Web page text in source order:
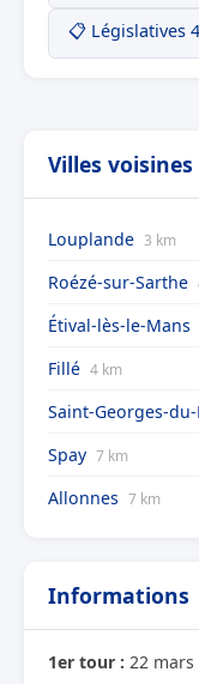
📋 Législatives
Villes voisines
Louplande 3 km
Roézé-sur-Sarthe
Étival-lès-le-Mans
Fillé 4 km
Saint-Georges-
Spay 7 km
Allonnes 7 km
Informations
1er tour : 22 mars